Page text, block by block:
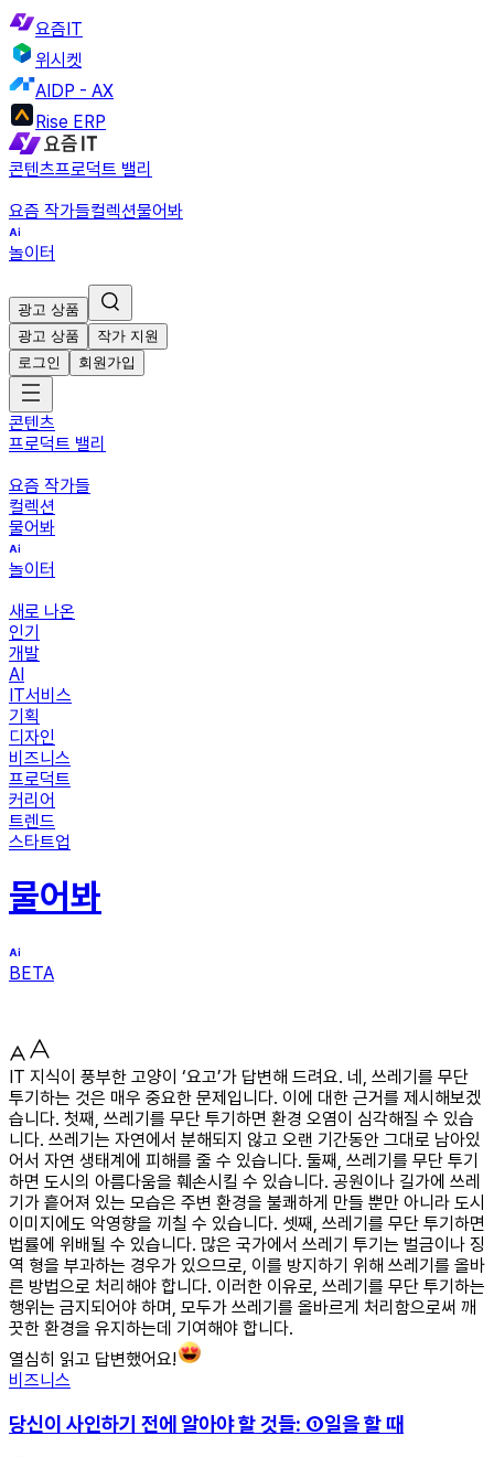
요즘IT
위시켓
AIDP - AX
Rise ERP
콘텐츠프로덕트 밸리
요즘 작가들컬렉션물어봐
놀이터
광고 상품
광고 상품
작가 지원
로그인
회원가입
콘텐츠
프로덕트 밸리
요즘 작가들
컬렉션
물어봐
놀이터
새로 나온
인기
개발
AI
IT서비스
기획
디자인
비즈니스
프로덕트
커리어
트렌드
스타트업
물어봐
BETA
IT 지식이 풍부한 고양이 ‘요고’가 답변해 드려요. 네, 쓰레기를 무단
투기하는 것은 매우 중요한 문제입니다. 이에 대한 근거를 제시해보겠
습니다. 첫째, 쓰레기를 무단 투기하면 환경 오염이 심각해질 수 있습
니다. 쓰레기는 자연에서 분해되지 않고 오랜 기간동안 그대로 남아있
어서 자연 생태계에 피해를 줄 수 있습니다. 둘째, 쓰레기를 무단 투기
하면 도시의 아름다움을 훼손시킬 수 있습니다. 공원이나 길가에 쓰레
기가 흩어져 있는 모습은 주변 환경을 불쾌하게 만들 뿐만 아니라 도시
이미지에도 악영향을 끼칠 수 있습니다. 셋째, 쓰레기를 무단 투기하면
법률에 위배될 수 있습니다. 많은 국가에서 쓰레기 투기는 벌금이나 징
역 형을 부과하는 경우가 있으므로, 이를 방지하기 위해 쓰레기를 올바
른 방법으로 처리해야 합니다. 이러한 이유로, 쓰레기를 무단 투기하는
행위는 금지되어야 하며, 모두가 쓰레기를 올바르게 처리함으로써 깨
끗한 환경을 유지하는데 기여해야 합니다.
열심히 읽고 답변했어요!
비즈니스
당신이 사인하기 전에 알아야 할 것들: ①일을 할 때